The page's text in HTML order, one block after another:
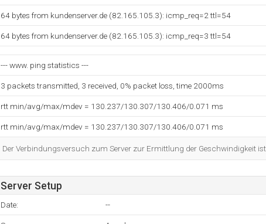
64 bytes from kundenserver.de (82.165.105.3): icmp_req=2 ttl=54
64 bytes from kundenserver.de (82.165.105.3): icmp_req=3 ttl=54
--- www. ping statistics ---
3 packets transmitted, 3 received, 0% packet loss, time 2000ms
rtt min/avg/max/mdev = 130.237/130.307/130.406/0.071 ms
rtt min/avg/max/mdev = 130.237/130.307/130.406/0.071 ms
Der Verbindungsversuch zum Server zur Ermittlung der Geschwindigkeit
Server Setup
Date: --